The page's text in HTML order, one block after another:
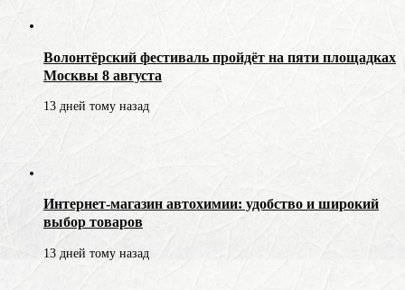
Волонтёрский фестиваль пройдёт на пяти площадках
Москвы 8 августа
13 дней тому назад
Интернет-магазин автохимии: удобство и широкий
выбор товаров
13 дней тому назад